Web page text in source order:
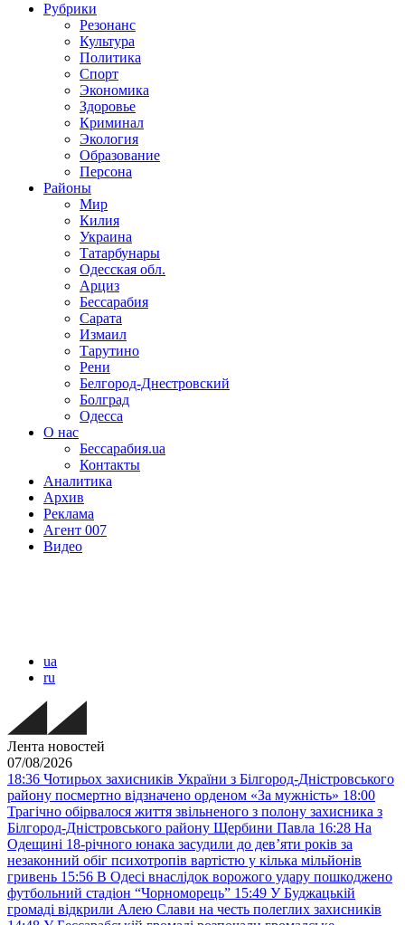
Рубрики
Резонанс
Культура
Политика
Спорт
Экономика
Здоровье
Криминал
Экология
Образование
Персона
Районы
Мир
Килия
Украина
Татарбунары
Одесская обл.
Арциз
Бессарабия
Сарата
Измаил
Тарутино
Рени
Белгород-Днестровский
Болград
Одесса
О нас
Бессарабия.ua
Контакты
Аналитика
Архив
Реклама
Агент 007
Видео
ua
ru
Лента новостей
07/08/2026
18:36 Чотирьох захисників України з Білгород-Дністровського
району посмертно відзначено орденом «За мужність» 18:00
Трагічно обірвалося життя звільненого з полону захисника з
Білгород-Дністровського району Щербини Павла 16:28 На
Одещині 18-річного юнака засудили до дев’яти років за
незаконний обіг психотропів вартістю у кілька мільйонів
гривень 15:56 В Одесі внаслідок ворожого удару пошкоджено
футбольний стадіон “Чорноморець” 15:49 У Буджацькій
громаді відкрили Алею Слави на честь полеглих захисників